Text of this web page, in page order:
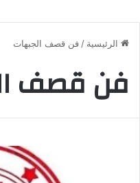
الرئيسية / فن قصف الجبهات
فن قصف